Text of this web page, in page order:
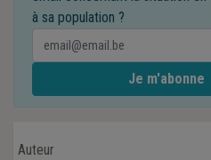
à sa population ?
Auteur